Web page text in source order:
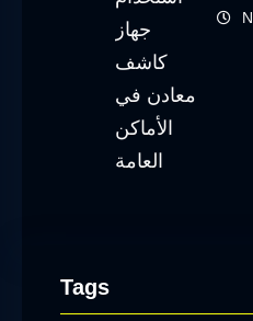
Tags